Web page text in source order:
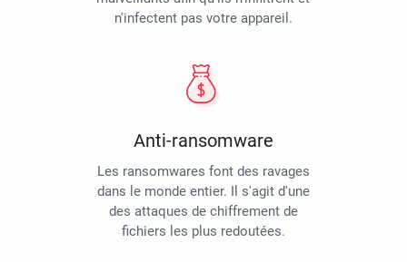
n'infectent pas votre appareil.
Anti-ransomware
Les ransomwares font des ravages
dans le monde entier. Il s'agit d'une
des attaques de chiffrement de
fichiers les plus redoutées.